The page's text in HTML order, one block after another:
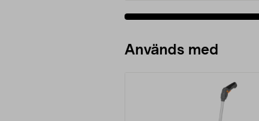
Används med